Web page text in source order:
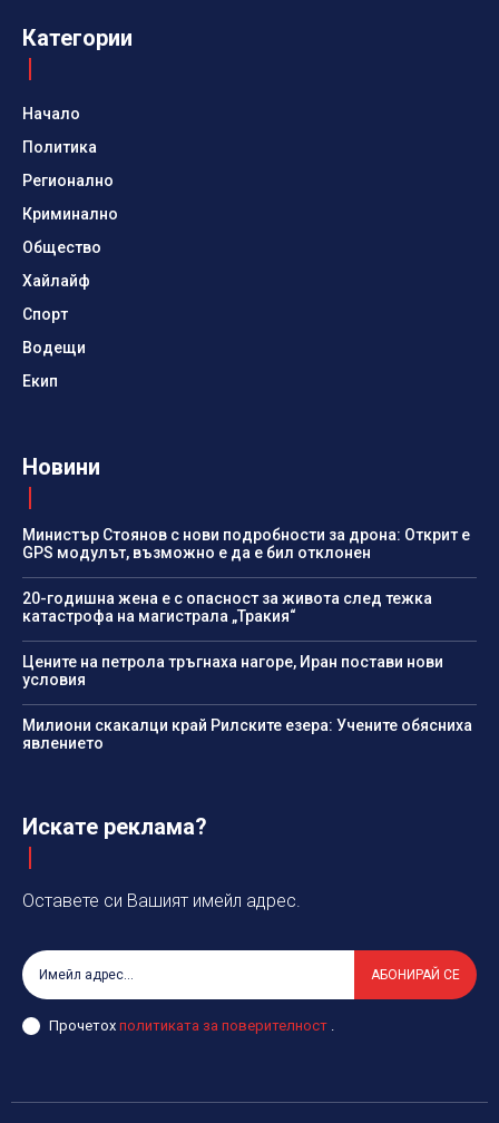
Категории
Начало
Политика
Регионално
Криминално
Общество
Хайлайф
Спорт
Водещи
Екип
Новини
Министър Стоянов с нови подробности за дрона: Открит е
GPS модулът, възможно е да е бил отклонен
20-годишна жена е с опасност за живота след тежка
катастрофа на магистрала „Тракия“
Цените на петрола тръгнаха нагоре, Иран постави нови
условия
Милиони скакалци край Рилските езера: Учените обясниха
явлението
Искате реклама?
Оставете си Вашият имейл адрес.
АБОНИРАЙ СЕ
Прочетох политиката за поверителност